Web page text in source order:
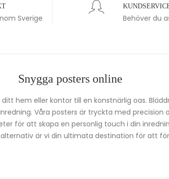
Sverige Behöver du
Snygga posters online
hem eller kontor till en konstnärlig oas.
Våra posters är tryckta med
för att skapa en personlig touch i din
alternativ är vi din ultimata destination för att